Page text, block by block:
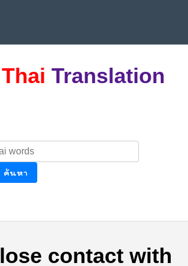
Thai Translation
ค้นหา
lose contact with